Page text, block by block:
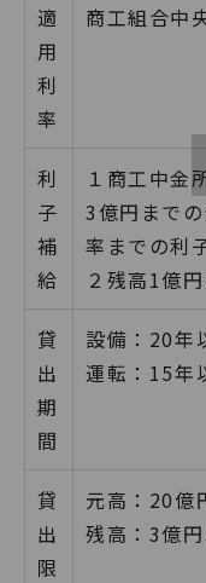
適
用
利
率
商工組合中
利
子
補
給
１商工中金
3億円まで
率までの利
２残高1億
貸
出
期
間
設備：20年
運転：15年
貸
出
限
元高：20億
残高：3億